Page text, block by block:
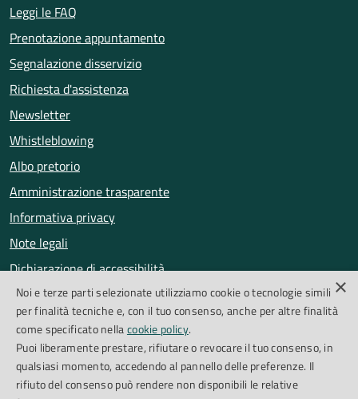
Leggi le FAQ
Prenotazione appuntamento
Segnalazione disservizio
Richiesta d'assistenza
Newsletter
Whistleblowing
Albo pretorio
Amministrazione trasparente
Informativa privacy
Note legali
Dichiarazione di accessibilità
Obiettivi di accessibilità
Segnalazioni accessibilità
SEGUICI SU
×
Noi e terze parti selezionate utilizziamo cookie o tecnologie simili
per finalità tecniche e, con il tuo consenso, anche per altre finalità
come specificato nellacookie policy.
Puoi liberamente prestare, rifiutare o revocare il tuo consenso, in
qualsiasi momento, accedendo al pannello delle preferenze. Il
rifiuto del consenso può rendere non disponibili le relative